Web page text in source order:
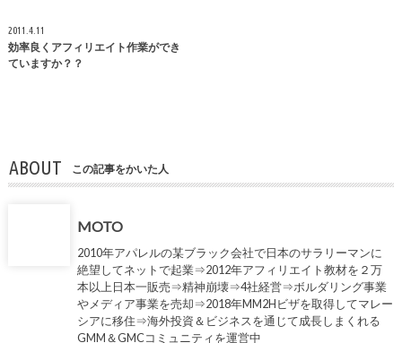
2011.4.11
効率良くアフィリエイト作業ができ
ていますか？？
ABOUT この記事をかいた人
MOTO
2010年アパレルの某ブラック会社で日本のサラリーマンに
絶望してネットで起業⇒2012年アフィリエイト教材を２万
本以上日本一販売⇒精神崩壊⇒4社経営⇒ボルダリング事業
やメディア事業を売却⇒2018年MM2Hビザを取得してマレー
シアに移住⇒海外投資＆ビジネスを通じて成長しまくれる
GMM＆GMCコミュニティを運営中